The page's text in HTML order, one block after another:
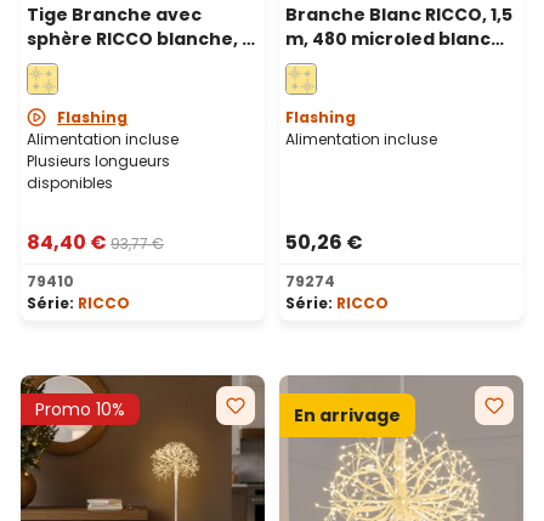
Tige Branche avec
sphère RICCO blanche, h
155 cm, 912 microled
blanc chaud, intérieur
Flashing
Alimentation incluse
Plusieurs longueurs
disponibles
84,40 € 93,77 €
79410
Série: RICCO
Branche Blanc RICCO, 1,5
m, 480 microled blanc
chaud, intérieur
Flashing
Alimentation incluse
50,26 €
79274
Série: RICCO
Promo 10% En arrivage